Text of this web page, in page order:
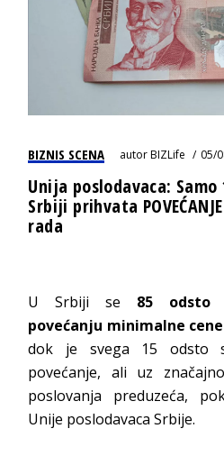
BIZNIS SCENA autorBIZLife 05/
Unija poslodavaca:
Srbiji prihvata
rada
U Srbiji se 85 odsto
povećanju minimalne
dok je svega 15 odsto
povećanje, ali uz
poslovanja preduzeća,
Unije poslodavaca Srbije.